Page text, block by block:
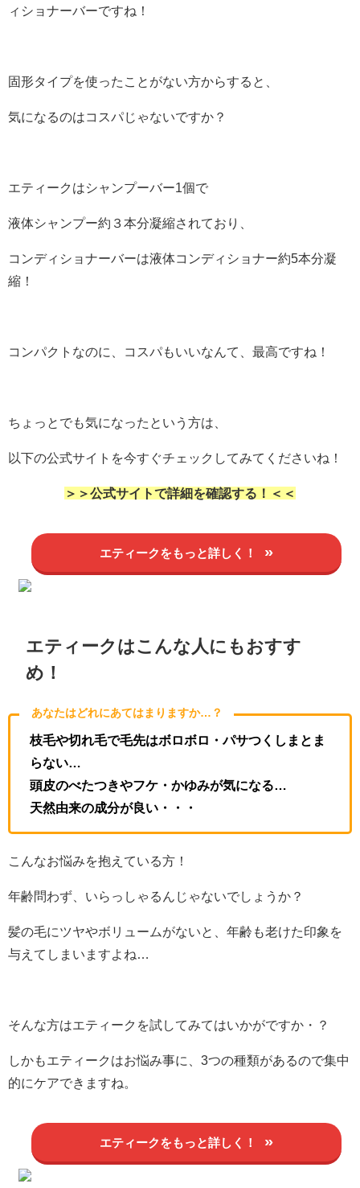
ィショナーバーですね！
固形タイプを使ったことがない方からすると、
気になるのはコスパじゃないですか？
エティークはシャンプーバー1個で
液体シャンプー約３本分凝縮されており、
コンディショナーバーは液体コンディショナー約5本分凝
縮！
コンパクトなのに、コスパもいいなんて、最高ですね！
ちょっとでも気になったという方は、
以下の公式サイトを今すぐチェックしてみてくださいね！
＞＞公式サイトで詳細を確認する！＜＜
エティークをもっと詳しく！
エティークはこんな人にもおすす
め！
あなたはどれにあてはまりますか…？
枝毛や切れ毛で毛先はボロボロ・パサつくしまとま
らない…
頭皮のべたつきやフケ・かゆみが気になる…
天然由来の成分が良い・・・
こんなお悩みを抱えている方！
年齢問わず、いらっしゃるんじゃないでしょうか？
髪の毛にツヤやボリュームがないと、年齢も老けた印象を
与えてしまいますよね…
そんな方はエティークを試してみてはいかがですか・？
しかもエティークはお悩み事に、3つの種類があるので集中
的にケアできますね。
エティークをもっと詳しく！